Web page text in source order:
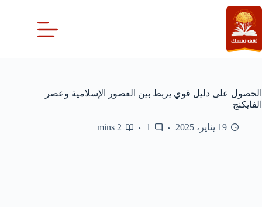
التجاوز
إلى
المحتوى
الحصول على دليل قوي يربط بين العصور الإسلامية وعصر
الفايكنج
19 يناير، 2025 1
2 mins